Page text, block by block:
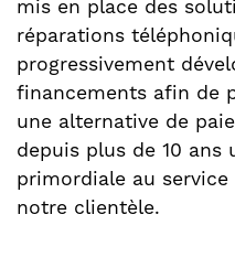
mis en place des
réparations
progressivement
financements afin de
une alternative de
depuis plus de 10 ans
primordiale au
notre clientèle.